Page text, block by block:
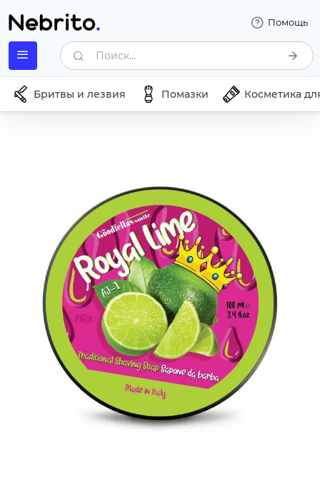
Помощь
Поиск...
Бритвы и лезвия Помазки Косметика